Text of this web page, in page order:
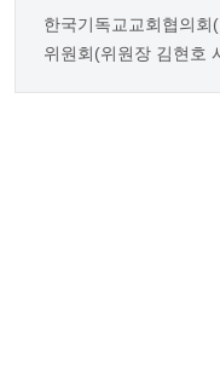
한국기독교교회협의회
위원회(위원장 김현호